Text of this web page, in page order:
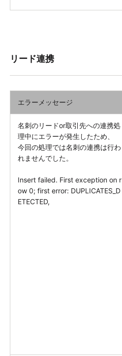
リード連携
エラーメッセージ
名刺のリードor取引先への連携処
理中にエラーが発生したため、
今回の処理では名刺の連携は行わ
れませんでした。
Insert failed. First exception on r
ow 0; first error: DUPLICATES_D
ETECTED,